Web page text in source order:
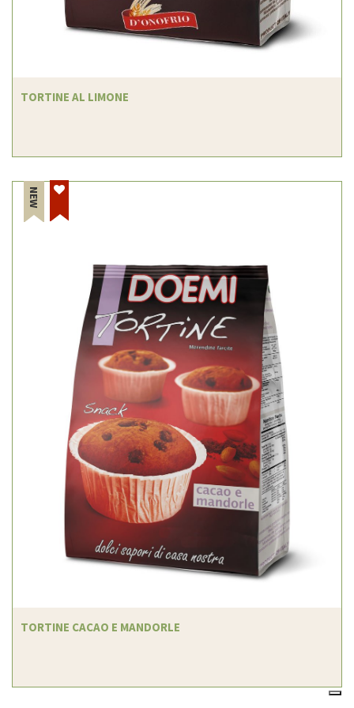
TORTINE AL LIMONE
NEW
TORTINE CACAO E MANDORLE